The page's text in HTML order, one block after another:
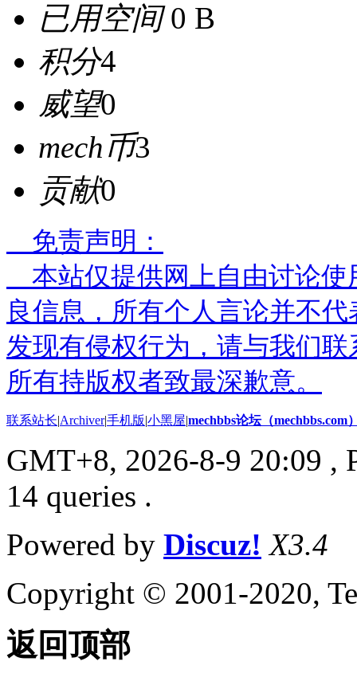
已用空间0 B
积分4
威望0
mech币3
贡献0
免责声明：
本站仅提供网上自由讨论使
良信息，所有个人言论并不
发现有侵权行为，请与我们
所有持版权者致最深歉意。
联系站长|Archiver|手机版|小黑屋|mechbbs论坛（mechbbs.com
GMT+8, 2026-8-9 20:09 ,
14 queries .
Powered by Discuz! X3.4
Copyright © 2001-2020,
返回顶部